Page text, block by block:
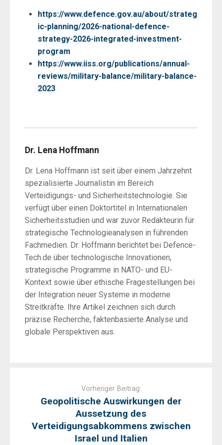
https://www.defence.gov.au/about/strateg
ic-planning/2026-national-defence-
strategy-2026-integrated-investment-
program
https://www.iiss.org/publications/annual-
reviews/military-balance/military-balance-
2023
Dr. Lena Hoffmann
Dr. Lena Hoffmann ist seit über einem Jahrzehnt
spezialisierte Journalistin im Bereich
Verteidigungs- und Sicherheitstechnologie. Sie
verfügt über einen Doktortitel in Internationalen
Sicherheitsstudien und war zuvor Redakteurin für
strategische Technologieanalysen in führenden
Fachmedien. Dr. Hoffmann berichtet bei Defence-
Tech.de über technologische Innovationen,
strategische Programme in NATO- und EU-
Kontext sowie über ethische Fragestellungen bei
der Integration neuer Systeme in moderne
Streitkräfte. Ihre Artikel zeichnen sich durch
präzise Recherche, faktenbasierte Analyse und
globale Perspektiven aus.
Vorheriger Beitrag:
Geopolitische Auswirkungen der
Aussetzung des
Verteidigungsabkommens zwischen
Israel und Italien